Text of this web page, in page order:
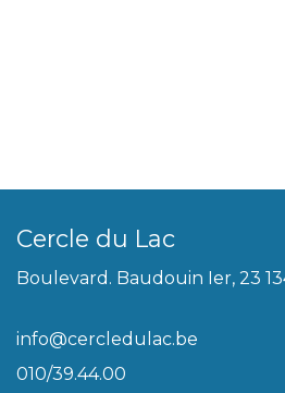
Cercle du Lac
Boulevard. Baudouin Ier, 23
info@cercledulac.be
010/39.44.00